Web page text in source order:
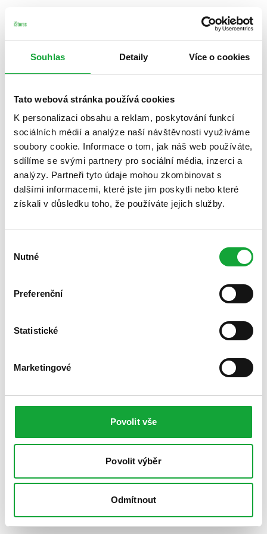
Souhlas Detaily Více o cookies
Tato webová stránka používá cookies
K personalizaci obsahu a reklam, poskytování funkcí
sociálních médií a analýze naší návštěvnosti využíváme
soubory cookie. Informace o tom, jak náš web používáte,
sdílíme se svými partnery pro sociální média, inzerci a
analýzy. Partneři tyto údaje mohou zkombinovat s
dalšími informacemi, které jste jim poskytli nebo které
získali v důsledku toho, že používáte jejich služby.
souhlasu
Nutné
Preferenční
Statistické
Marketingové
Povolit vše
Povolit výběr
Odmítnout